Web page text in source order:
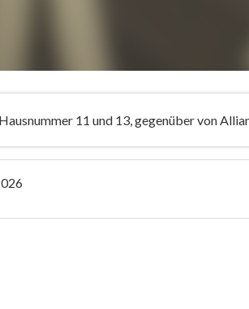
11 und 13, gegenüber von